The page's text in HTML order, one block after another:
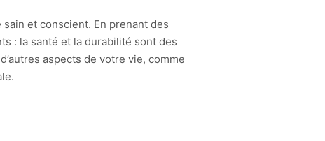
et conscient. En prenant des
: la santé et la durabilité sont des
aspects de votre vie, comme